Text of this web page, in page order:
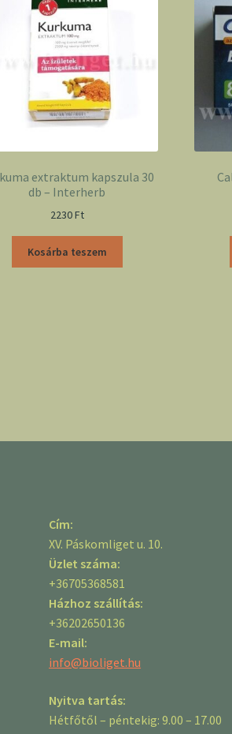
extraktum kapszula 30
db – Interherb
2230Ft
Kosárba teszem
Cím:
XV. Páskomliget u. 10.
Üzlet száma:
+36705368581
Házhoz szállítás:
+36202650136
E-mail:
info@bioliget.hu
Nyitva tartás:
Hétfőtől – péntekig: 9.00 – 17.00